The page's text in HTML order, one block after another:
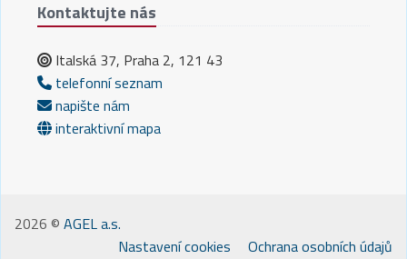
Kontaktujte nás
Italská 37, Praha 2, 121 43
telefonní seznam
napište nám
interaktivní mapa
2026 © AGEL a.s.
Nastavení cookies
Ochrana osobních údajů